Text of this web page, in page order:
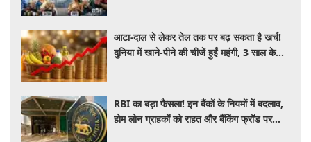
आटा-दाल से लेकर तेल तक पर बढ़ सकता है खर्च!
दुनिया में खाने-पीने की चीजें हुईं महंगी, 3 साल के
RBI का बड़ा फैसला! इन बैंकों के नियमों में बदलाव,
होम लोन ग्राहकों को राहत और बैंकिंग फ्रॉड पर